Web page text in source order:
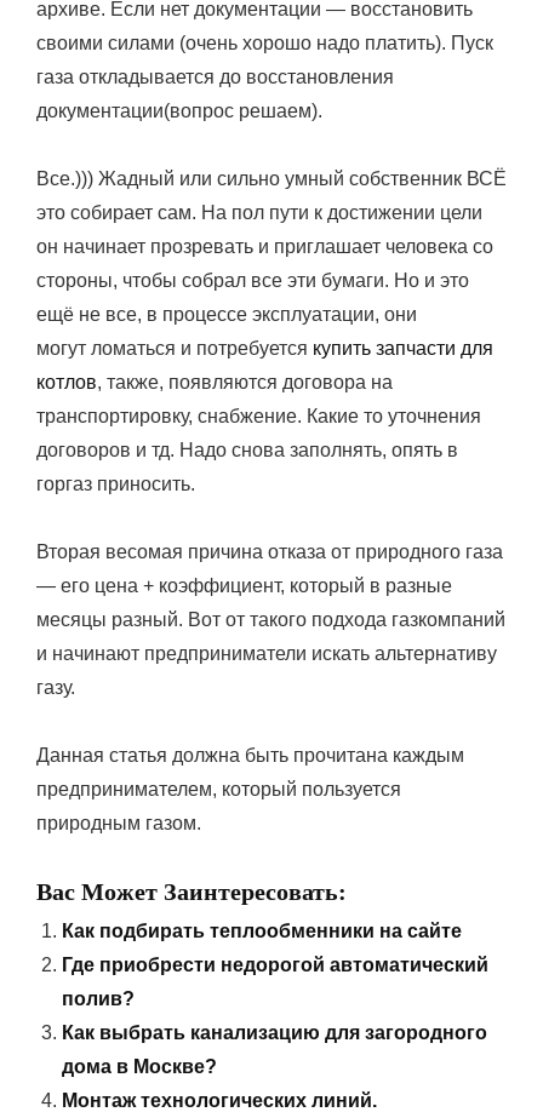
архиве. Если нет документации — восстановить
своими силами (очень хорошо надо платить). Пуск
газа откладывается до восстановления
документации(вопрос решаем).
Все.))) Жадный или сильно умный собственник ВСЁ
это собирает сам. На пол пути к достижении цели
он начинает прозревать и приглашает человека со
стороны, чтобы собрал все эти бумаги. Но и это
ещё не все, в процессе эксплуатации, они
могут ломаться и потребуется купить запчасти для
котлов, также, появляются договора на
транспортировку, снабжение. Какие то уточнения
договоров и тд. Надо снова заполнять, опять в
горгаз приносить.
Вторая весомая причина отказа от природного газа
— его цена + коэффициент, который в разные
месяцы разный. Вот от такого подхода газкомпаний
и начинают предприниматели искать альтернативу
газу.
Данная статья должна быть прочитана каждым
предпринимателем, который пользуется
природным газом.
Вас Может Заинтересовать:
Как подбирать теплообменники на сайте
Где приобрести недорогой автоматический
полив?
Как выбрать канализацию для загородного
дома в Москве?
Монтаж технологических линий.